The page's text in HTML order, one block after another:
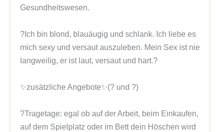
Gesundheitswesen.
?Ich bin blond, blauäugig und schlank. Ich liebe es
mich sexy und versaut auszuleben. Mein Sex ist nie
langweilig, er ist laut, versaut und hart.?
✨zusätzliche Angebote✨(? und ?)
?Tragetage: egal ob auf der Arbeit, beim Einkaufen,
auf dem Spielplatz oder im Bett dein Höschen wird